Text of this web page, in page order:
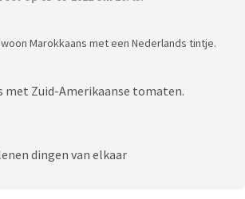
Marokkaans met een Nederlands tintje.
met Zuid-Amerikaanse tomaten.
dingen van elkaar